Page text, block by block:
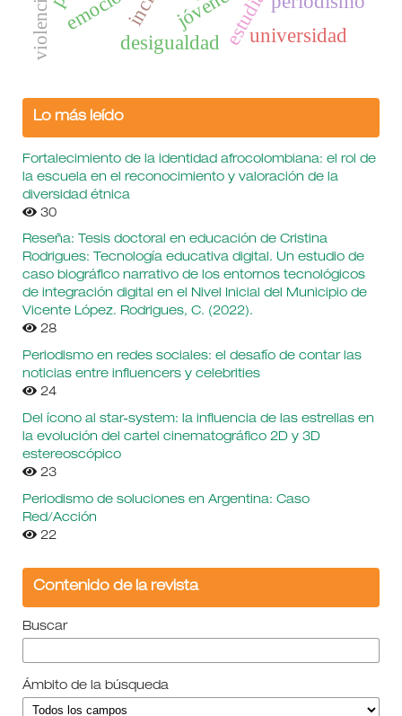
universidad
desigualdad
Lo más leído
Fortalecimiento de la identidad afrocolombiana: el rol de
la escuela en el reconocimiento y valoración de la
diversidad étnica
30
Reseña: Tesis doctoral en educación de Cristina
Rodrigues: Tecnología educativa digital. Un estudio de
caso biográfico narrativo de los entornos tecnológicos
de integración digital en el Nivel Inicial del Municipio de
Vicente López. Rodrigues, C. (2022).
28
Periodismo en redes sociales: el desafío de contar las
noticias entre influencers y celebrities
24
Del ícono al star-system: la influencia de las estrellas en
la evolución del cartel cinematográfico 2D y 3D
estereoscópico
23
Periodismo de soluciones en Argentina: Caso
Red/Acción
22
Contenido de la revista
Buscar
Ámbito de la búsqueda